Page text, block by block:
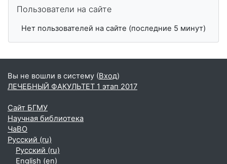
Пользователи на сайте
Нет пользователей на сайте (последние 5 минут)
Вы не вошли в систему (Вход)
ЛЕЧЕБНЫЙ ФАКУЛЬТЕТ 1 этап 2017
Сайт БГМУ
Научная библиотека
ЧаВО
Русский ‎(ru)‎
Русский ‎(ru)‎
English ‎(en)‎